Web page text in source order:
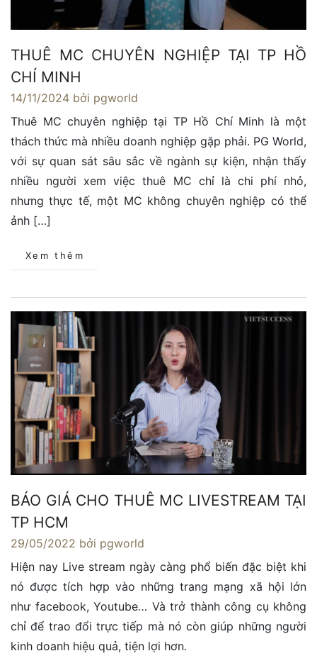
THUÊ MC CHUYÊN NGHIỆP TẠI TP HỒ
CHÍ MINH
14/11/2024 bởi pgworld
Thuê MC chuyên nghiệp tại TP Hồ Chí Minh là một
thách thức mà nhiều doanh nghiệp gặp phải. PG World,
với sự quan sát sâu sắc về ngành sự kiện, nhận thấy
nhiều người xem việc thuê MC chỉ là chi phí nhỏ,
nhưng thực tế, một MC không chuyên nghiệp có thể
ảnh […]
Xem thêm
BÁO GIÁ CHO THUÊ MC LIVESTREAM TẠI
TP HCM
29/05/2022 bởi pgworld
Hiện nay Live stream ngày càng phổ biến đặc biệt khi
nó được tích hợp vào những trang mạng xã hội lớn
như facebook, Youtube… Và trở thành công cụ không
chỉ để trao đổi trực tiếp mà nó còn giúp những người
kinh doanh hiệu quả, tiện lợi hơn.